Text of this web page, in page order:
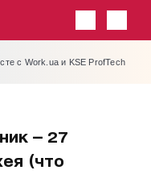
с Work.ua и KSE ProfTech
— 27
(что